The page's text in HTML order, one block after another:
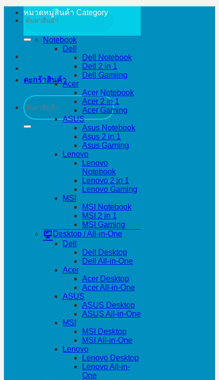
ค้นหา:
ตะกร้าสินค้า
ค้นหา:
หมวดหมู่สินค้า Category
Notebook
Dell
Dell Notebook
Dell 2 in 1
Dell Gamiing
Acer
Acer Notebook
Acer 2 in 1
Acer Gaming
ASUS
Asus Notebook
Asus 2 in 1
Asus Gaming
Lenovo
Lenovo
Notebook
Lenovo 2 in 1
Lenovo Gaming
MSI
MSI Notebook
MSI 2 in 1
MSI Gaming
Desktop / All-in-One
Dell
Dell Desktop
Dell All-in-One
Acer
Acer Desktop
Acer All-in-One
ASUS
ASUS Desktop
ASUS All-in-One
MSI
MSI Desktop
MSI All-in-One
Lenovo
Lenovo Desktop
Lenovo All-in-
One